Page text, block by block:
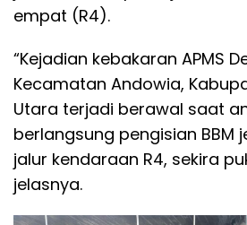
empat (R4).
“Kejadian kebakaran APMS
Kecamatan Andowia,
Utara terjadi berawal saat
berlangsung pengisian BBM
jalur kendaraan R4, sekira
jelasnya.